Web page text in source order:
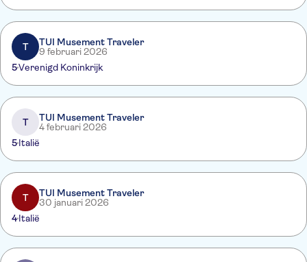
T
TUI Musement Traveler
9 februari 2026
5Verenigd Koninkrijk
T
TUI Musement Traveler
4 februari 2026
5Italië
T
TUI Musement Traveler
30 januari 2026
4Italië